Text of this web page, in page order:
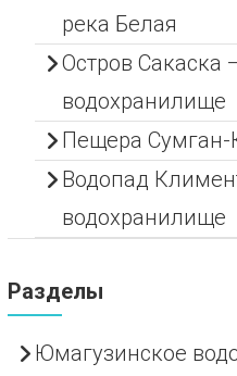
река Белая
Остров Сакаска
водохранилище
Пещера Сумган-
Водопад
водохранилище
Разделы
Юмагузинское